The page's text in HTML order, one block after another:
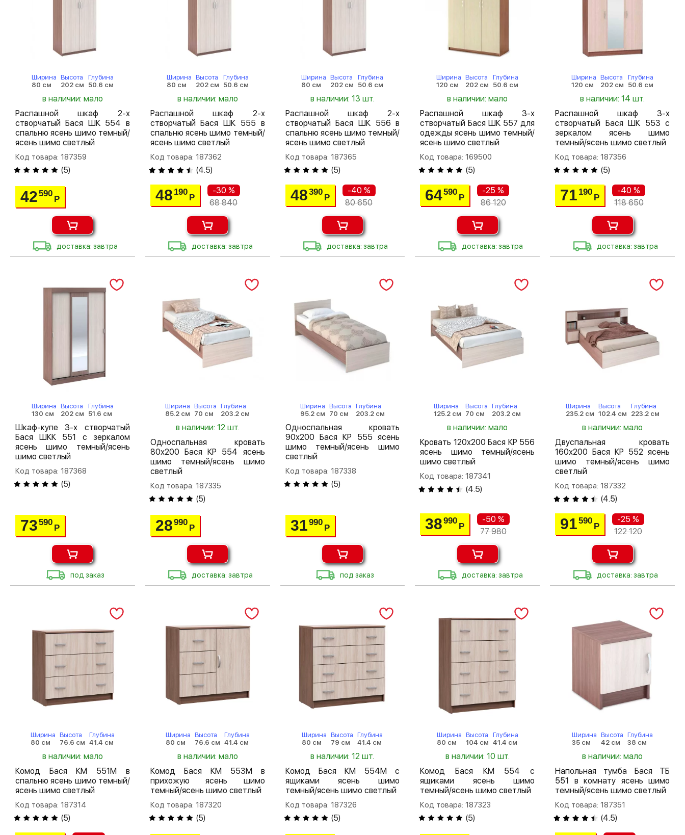
Ширина
80 см
Высота
202 см
Глубина
50.6 см
в наличии: мало
Распашной шкаф 2-х
створчатый Бася ШК 554 в
спальню ясень шимо темный/
ясень шимо светлый
Код товара: 187359
(5)
42590
Р
доставка: завтра
Ширина
80 см
Высота
202 см
Глубина
50.6 см
в наличии: мало
Распашной шкаф 2-х
створчатый Бася ШК 555 в
спальню ясень шимо темный/
ясень шимо светлый
Код товара: 187362
(4.5)
48 190
Р
-30 %
68 840
доставка: завтра
Ширина
80 см
Высота
202 см
Глубина
50.6 см
в наличии: 13 шт.
Распашной шкаф 2-х
створчатый Бася ШК 556 в
спальню ясень шимо темный/
ясень шимо светлый
Код товара: 187365
(5)
48390
Р
-40 %
80 650
доставка: завтра
Ширина
120 см
Высота
202 см
Глубина
50.6 см
в наличии: мало
Распашной шкаф 3-х
створчатый Бася ШК 557 для
одежды ясень шимо темный/
ясень шимо светлый
Код товара: 169500
(5)
64590
Р
-25 %
86 120
доставка: завтра
Ширина
120 см
Высота
202 см
Глубина
50.6 см
в наличии: 14 шт.
Распашной шкаф 3-х
створчатый Бася ШК 553 с
зеркалом ясень шимо
темный/ясень шимо светлый
Код товара: 187356
(5)
71 190
Р
-40 %
118 650
доставка: завтра
Ширина
130 см
Высота
202 см
Глубина
51.6 см
Шкаф-купе 3-х створчатый
Бася ШКК 551 с зеркалом
ясень шимо темный/ясень
шимо светлый
Код товара: 187368
(5)
73590
Р
под заказ
Ширина
85.2 см
Высота
70 см
Глубина
203.2 см
в наличии: 12 шт.
Односпальная кровать
80х200 Бася КР 554 ясень
шимо темный/ясень шимо
светлый
Код товара: 187335
(5)
28990
Р
доставка: завтра
Ширина
95.2 см
Высота
70 см
Глубина
203.2 см
Односпальная кровать
90х200 Бася КР 555 ясень
шимо темный/ясень шимо
светлый
Код товара: 187338
(5)
31990
Р
под заказ
Ширина
125.2 см
Высота
70 см
Глубина
203.2 см
в наличии: мало
Кровать 120х200 Бася КР 556
ясень шимо темный/ясень
шимо светлый
Код товара: 187341
(4.5)
38990
Р
-50 %
77 980
доставка: завтра
Ширина
235.2 см
Высота
102.4 см
Глубина
223.2 см
в наличии: мало
Двуспальная кровать
160х200 Бася КР 552 ясень
шимо темный/ясень шимо
светлый
Код товара: 187332
(4.5)
91590
Р
-25 %
122 120
доставка: завтра
Ширина
80 см
Высота
76.6 см
Глубина
41.4 см
в наличии: мало
Комод Бася КМ 551М в
спальню ясень шимо темный/
ясень шимо светлый
Код товара: 187314
(5)
Ширина
80 см
Высота
76.6 см
Глубина
41.4 см
в наличии: мало
Комод Бася КМ 553М в
прихожую ясень шимо
темный/ясень шимо светлый
Код товара: 187320
(5)
Ширина
80 см
Высота
79 см
Глубина
41.4 см
в наличии: 12 шт.
Комод Бася КМ 554М с
ящиками ясень шимо
темный/ясень шимо светлый
Код товара: 187326
(5)
Ширина
80 см
Высота
104 см
Глубина
41.4 см
в наличии: 10 шт.
Комод Бася КМ 554 с
ящиками ясень шимо
темный/ясень шимо светлый
Код товара: 187323
(5)
Ширина
35 см
Высота
42 см
Глубина
38 см
в наличии: мало
Напольная тумба Бася ТБ
551 в комнату ясень шимо
темный/ясень шимо светлый
Код товара: 187351
(4.5)